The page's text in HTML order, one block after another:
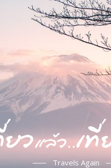
Travels Again